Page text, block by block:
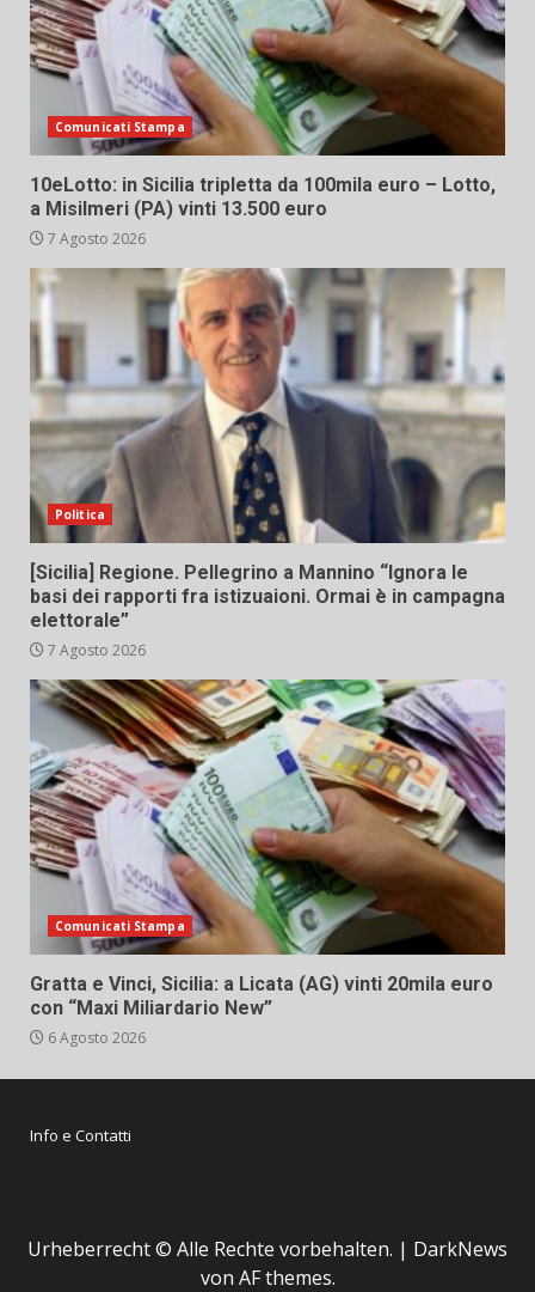
Comunicati Stampa
10eLotto: in Sicilia tripletta da 100mila euro – Lotto,
a Misilmeri (PA) vinti 13.500 euro
7 Agosto 2026
Politica
[Sicilia] Regione. Pellegrino a Mannino “Ignora le
basi dei rapporti fra istizuaioni. Ormai è in campagna
elettorale”
7 Agosto 2026
Comunicati Stampa
Gratta e Vinci, Sicilia: a Licata (AG) vinti 20mila euro
con “Maxi Miliardario New”
6 Agosto 2026
Info e Contatti
Urheberrecht © Alle Rechte vorbehalten. | DarkNews
von AF themes.